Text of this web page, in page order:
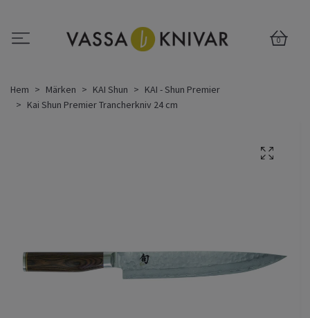
0
Hem Märken KAI Shun
KAI - Shun Premier
Kai Shun Premier Trancherkniv 24 cm